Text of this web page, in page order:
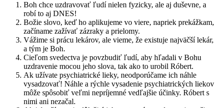
Boh chce uzdravovať ľudí nielen fyzicky, ale aj duševne, a
robí to aj DNES!
Božie slovo, keď ho aplikujeme vo viere, napriek prekážkam,
začíname zažívať zázraky a prielomy.
Vážime si prácu lekárov, ale vieme, že existuje najväčší lekár,
a tým je Boh.
Cieľom svedectva je povzbudiť ľudí, aby hľadali v Bohu
uzdravenie mocou jeho slova, tak ako to urobil Róbert.
Ak užívate psychiatrické lieky, neodporúčame ich náhle
vysadzovať! Náhle a rýchle vysadenie psychiatrických liekov
môže spôsobiť veľmi nepríjemné vedľajšie účinky. Róbert s
nimi ani nezačal.